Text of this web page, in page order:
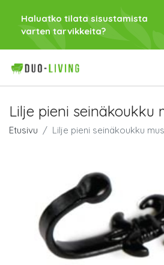
Haluatko tilata sisustamista
varten tarvikkeita?
Lilje pieni seinäkoukku
Etusivu Lilje pieni seinäkoukku